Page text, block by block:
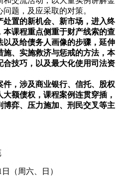
题，及应采取的对策。
置的新机会、新市场，进入终
课程重点侧重于财产线索的查
及给债务人画像的步骤，延伸
、实施救济与惩戒的方法，本
技巧，以及最大化使用司法资
，涉及商业银行、信托、股权
额债权，课程案例连贯穿插，
博弈、压力施加、刑民交叉等主
（周六、日）